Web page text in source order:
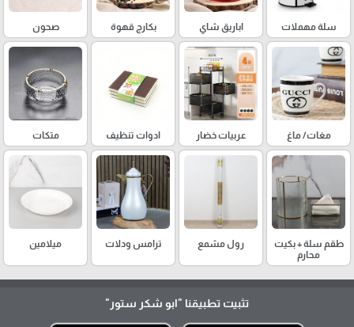
سلة مهملات اباريق شاي بكارج قهوة صحون
مغات/ ماغ عربيات خضار ادوات تنظيف متكات
طقم سلة + بكيت
محارم
رول مشمع ترامس ودلات ميلامين
تثبيت تطبيقنا "ابو شكر ستور"